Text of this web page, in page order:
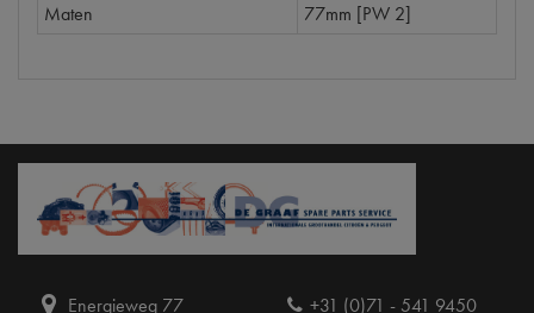
Maten
77mm [PW 2]
Energieweg 77 +31 (0)71 - 541 9450